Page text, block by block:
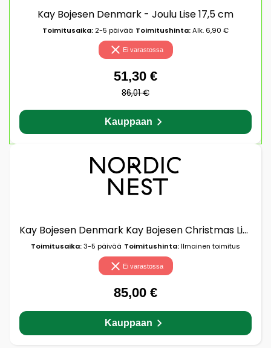
Kay Bojesen Denmark - Joulu Lise 17,5 cm
Toimitusaika: 2-5 päivää Toimitushinta:Alk. 6,90 €
Ei varastossa
51,30 €
86,01 €
Kauppaan
Kay Bojesen Denmark Kay Bojesen Christmas Lise 17,5 cm
Toimitusaika:3-5 päivää Toimitushinta:Ilmainen toimitus
Ei varastossa
85,00 €
Kauppaan